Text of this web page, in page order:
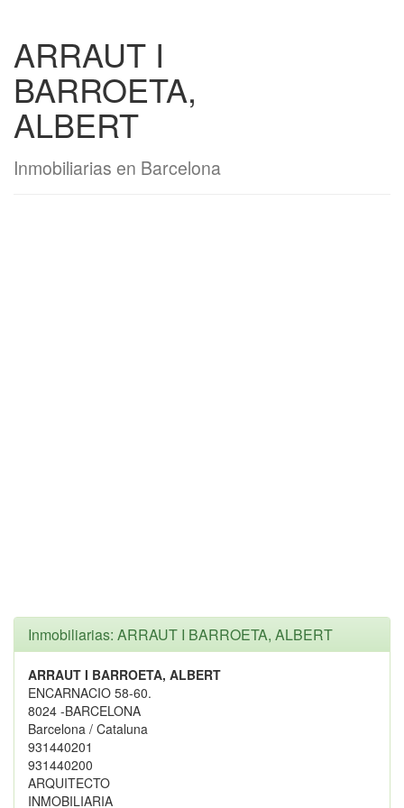
ARRAUT I
BARROETA,
ALBERT
Inmobiliarias en Barcelona
Inmobiliarias: ARRAUT I BARROETA, ALBERT
ARRAUT I BARROETA, ALBERT
ENCARNACIO 58-60.
8024 -BARCELONA
Barcelona / Cataluna
931440201
931440200
ARQUITECTO
INMOBILIARIA